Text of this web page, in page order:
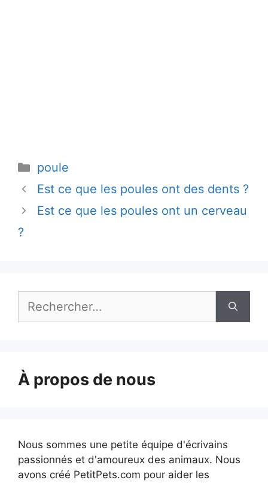
Catégories
poule
Est ce que les poules ont des dents ?
Est ce que les poules ont un cerveau
?
À propos de nous
Nous sommes une petite équipe d'écrivains
passionnés et d'amoureux des animaux. Nous
avons créé PetitPets.com pour aider les